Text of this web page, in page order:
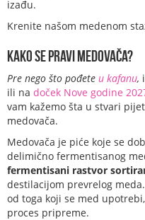
izađu.
Krenite našom medenom
Kako se pravi medovača?
Pre nego što pođete u kafanu,
ili na doček Nove godine
vam kažemo šta u stvari
medovača.
Medovača je piće koje se
delimično fermentisanog
fermentisani rastvor
destilacijom prevrelog
od toga koji se med
proces pripreme.